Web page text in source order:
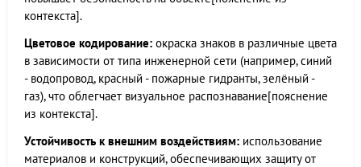
контекста].
Цветовое кодирование: окраска знаков в различные цвета
в зависимости от типа инженерной сети (например, синий
- водопровод, красный - пожарные гидранты, зелёный -
газ), что облегчает визуальное распознавание[пояснение
из контекста].
Устойчивость к внешним воздействиям: использование
материалов и конструкций, обеспечивающих защиту от